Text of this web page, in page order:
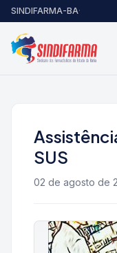
Pular para o conteúdo
SINDIFARMA-BA·
SUS
02 de agosto de